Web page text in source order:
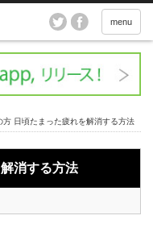
menu
方 日頃たまった疲れを解消する方法
消する方法